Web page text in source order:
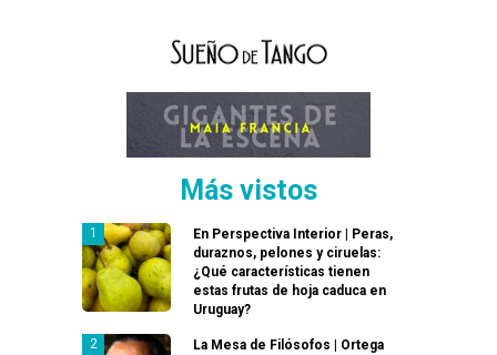
Más vistos
En Perspectiva Interior | Peras,
duraznos, pelones y ciruelas:
¿Qué características tienen
estas frutas de hoja caduca en
Uruguay?
La Mesa de Filósofos | Ortega